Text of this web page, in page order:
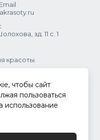
зд. 11 с. 1
красоты.
чтобы сайт
пользоваться
использование